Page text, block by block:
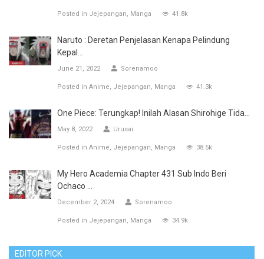
Posted in Jejepangan Manga 41.8k
Naruto : Deretan Penjelasan Kenapa Pelindung
Kepal...
June 21, 2022 Sorenamoo
Posted in Anime Jejepangan Manga 41.3k
One Piece: Terungkap! Inilah Alasan Shirohige Tida...
May 8, 2022 Urusai
Posted in Anime Jejepangan Manga 38.5k
My Hero Academia Chapter 431 Sub Indo Beri
Ochaco ...
December 2, 2024 Sorenamoo
Posted in Jejepangan Manga 34.9k
EDITOR PICK